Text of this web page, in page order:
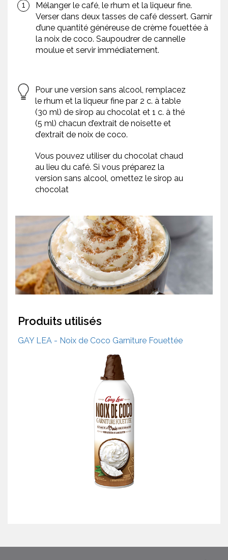
Mélanger le café, le rhum et la liqueur fine.
Verser dans deux tasses de café dessert. Garnir
d’une quantité généreuse de crème fouettée à
la noix de coco. Saupoudrer de cannelle
moulue et servir immédiatement.
Pour une version sans alcool, remplacez
le rhum et la liqueur fine par 2 c. à table
(30 ml) de sirop au chocolat et 1 c. à thé
(5 ml) chacun d’extrait de noisette et
d’extrait de noix de coco.
Vous pouvez utiliser du chocolat chaud
au lieu du café. Si vous préparez la
version sans alcool, omettez le sirop au
chocolat
Produits utilisés
GAY LEA - Noix de Coco Garniture Fouettée